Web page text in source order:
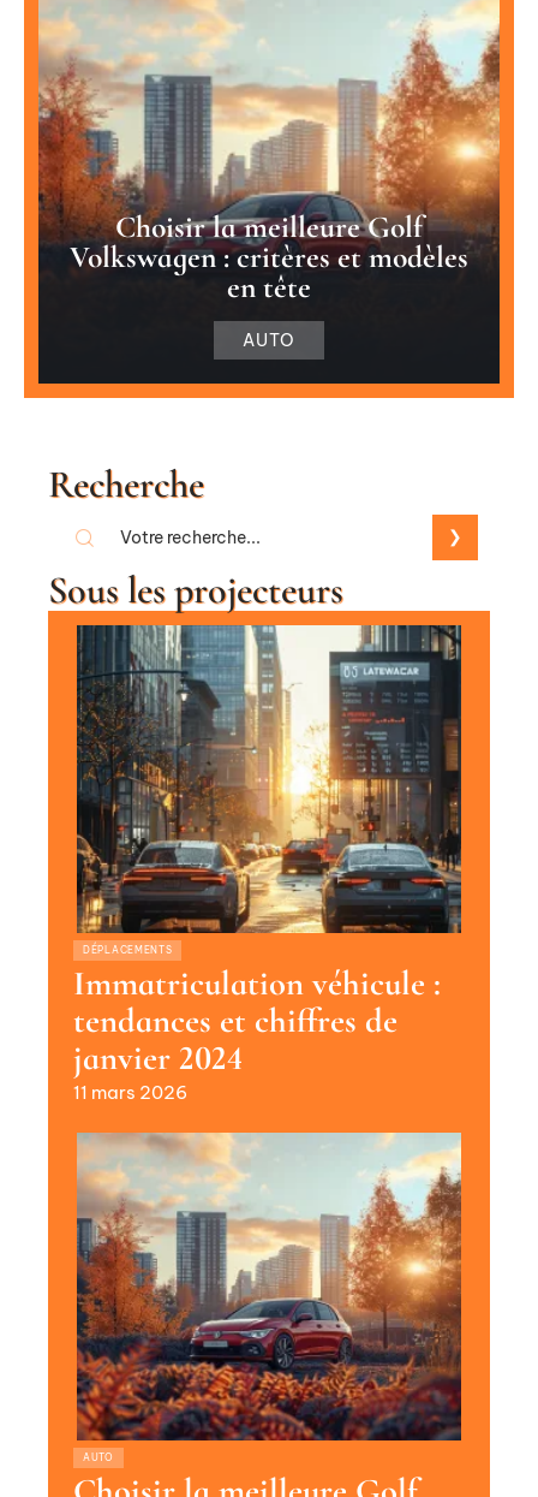
Choisir la meilleure Golf
Volkswagen : critères et modèles
en tête
AUTO
Recherche
Sous les projecteurs
DÉPLACEMENTS
Immatriculation véhicule :
tendances et chiffres de
janvier 2024
11 mars 2026
AUTO